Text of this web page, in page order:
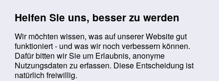
Helfen Sie uns, besser zu werden
Wir möchten wissen, was auf unserer Website gut
funktioniert - und was wir noch verbessern können.
Dafür bitten wir Sie um Erlaubnis, anonyme
Nutzungsdaten zu erfassen. Diese Entscheidung ist
natürlich freiwillig.
Suchbegriff:
Sie befinden sich hier:
Startseite Aktuelles Aktuelle Meldungen